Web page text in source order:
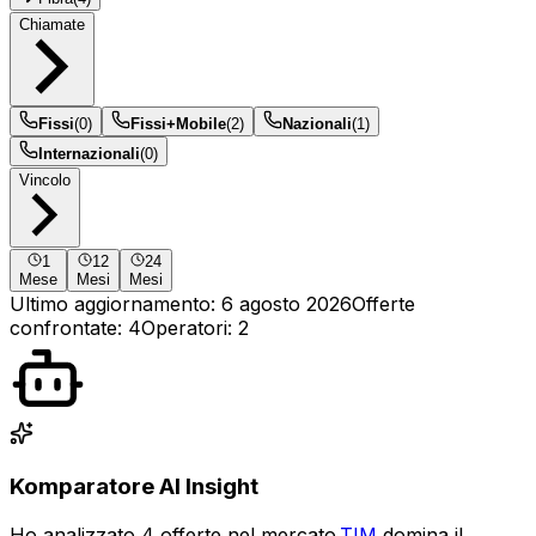
Chiamate
Fissi(0) Fissi+Mobile(2) Nazionali(1)
Internazionali(0)
Vincolo
1
Mese
12
Mesi
24
Mesi
Ultimo aggiornamento: 6 agosto 2026Offerte
confrontate: 4Operatori: 2
Komparatore AI Insight